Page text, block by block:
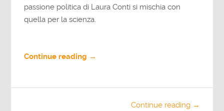
passione politica di Laura Conti si mischia con
quella per la scienza.
Continue reading →
Continue reading →